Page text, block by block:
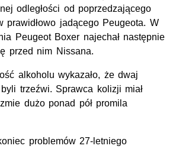
odległości od poprzedzającego
prawidłowo jadącego Peugeota. W
Peugeot Boxer najechał następnie
przed nim Nissana.
alkoholu wykazało, że dwaj
trzeźwi. Sprawca kolizji miał
dużo ponad pół promila
problemów 27-letniego